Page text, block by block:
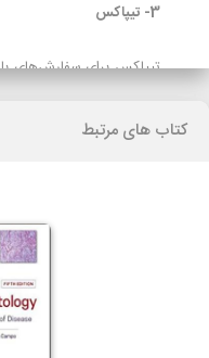
3- تیپاکس
تیپاکس برای سفارش‌های
هنگام تحویل کالا(پس
گیلان)نسبت به سایر
ارسال با پست تیپاکس،
معمول 24 ساعته
کتاب های مرتبط